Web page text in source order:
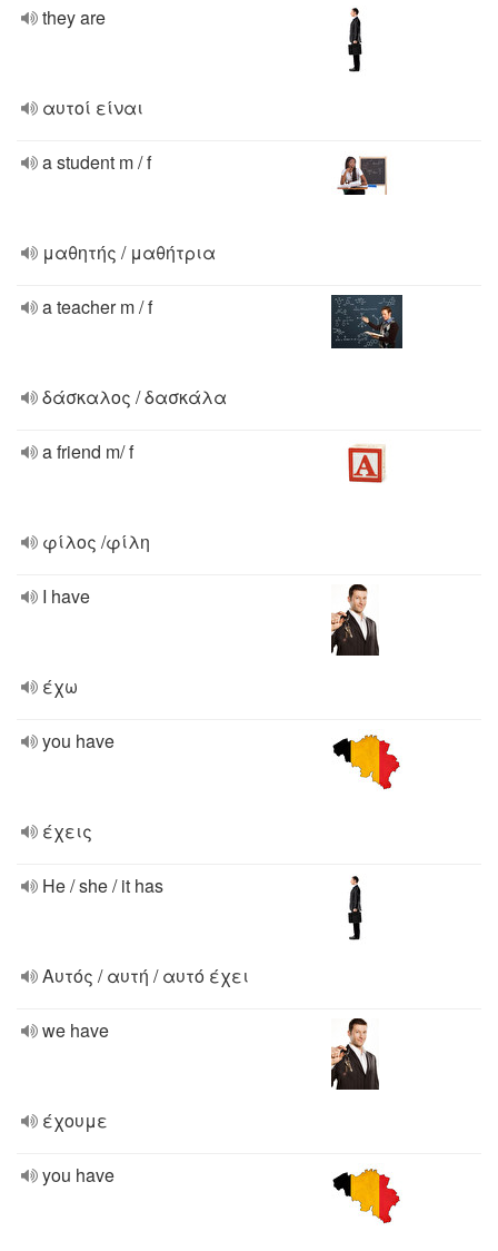
they are
αυτοί είναι
a student m / f
μαθητής / μαθήτρια
a teacher m / f
δάσκαλος / δασκάλα
a friend m/ f
φίλος /φίλη
I have
έχω
you have
έχεις
He / she / it has
Αυτός / αυτή / αυτό έχει
we have
έχουμε
you have